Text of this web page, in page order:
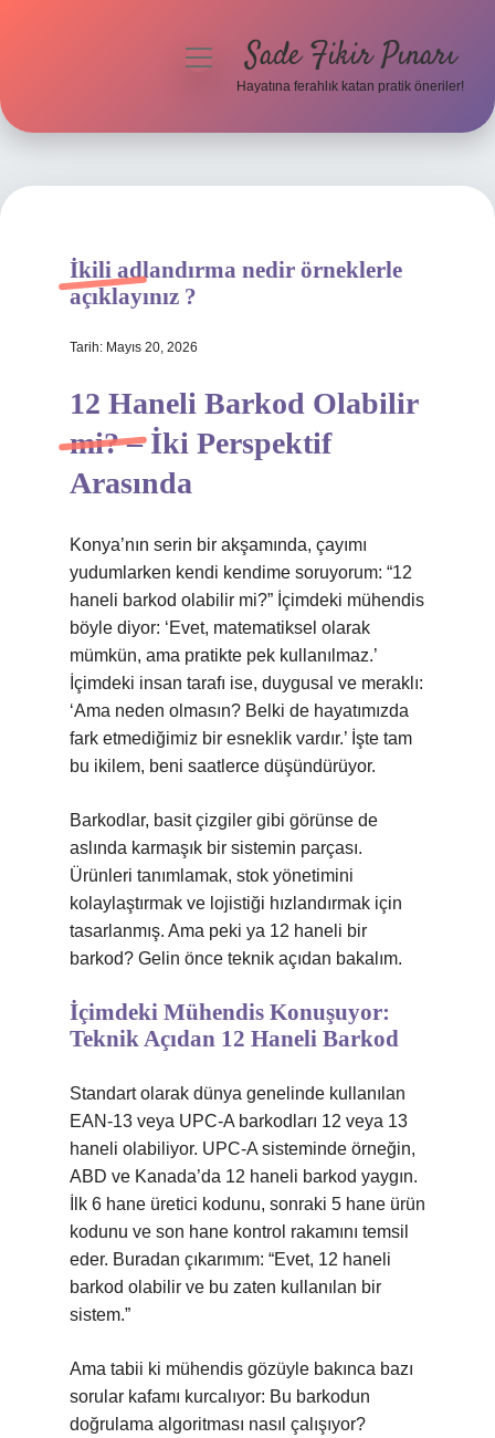
Hakkımızda
menüyüSade Fikir Pınarı
Hayatına ferahlık katan pratik öneriler!
İkili adlandırma nedir örneklerle
açıklayınız ?
Tarih: Mayıs 20, 2026
12 Haneli Barkod Olabilir
mi? – İki Perspektif
Arasında
Konya’nın serin bir akşamında, çayımı
yudumlarken kendi kendime soruyorum: “12
haneli barkod olabilir mi?” İçimdeki mühendis
böyle diyor: ‘Evet, matematiksel olarak
mümkün, ama pratikte pek kullanılmaz.’
İçimdeki insan tarafı ise, duygusal ve meraklı:
‘Ama neden olmasın? Belki de hayatımızda
fark etmediğimiz bir esneklik vardır.’ İşte tam
bu ikilem, beni saatlerce düşündürüyor.
Barkodlar, basit çizgiler gibi görünse de
aslında karmaşık bir sistemin parçası.
Ürünleri tanımlamak, stok yönetimini
kolaylaştırmak ve lojistiği hızlandırmak için
tasarlanmış. Ama peki ya 12 haneli bir
barkod? Gelin önce teknik açıdan bakalım.
İçimdeki Mühendis Konuşuyor:
Teknik Açıdan 12 Haneli Barkod
Standart olarak dünya genelinde kullanılan
EAN-13 veya UPC-A barkodları 12 veya 13
haneli olabiliyor. UPC-A sisteminde örneğin,
ABD ve Kanada’da 12 haneli barkod yaygın.
İlk 6 hane üretici kodunu, sonraki 5 hane ürün
kodunu ve son hane kontrol rakamını temsil
eder. Buradan çıkarımım: “Evet, 12 haneli
barkod olabilir ve bu zaten kullanılan bir
sistem.”
Ama tabii ki mühendis gözüyle bakınca bazı
sorular kafamı kurcalıyor: Bu barkodun
doğrulama algoritması nasıl çalışıyor?